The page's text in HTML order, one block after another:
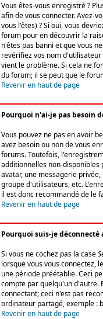
Vous êtes-vous enregistré ?
afin de vous connecter. Avez-
vous l'êtes) ? Si oui, vous
forum pour en découvrir la
n'êtes pas banni et que vous
revérifiez vos nom
vient le problème. Si cela ne
du forum; il se peut que le
Revenir en haut de page
Pourquoi n'ai-je pas besoin
Vous pouvez ne pas en avoir
avez besoin ou non de vous
forums. Toutefois,
additionnelles non-disponibles
avatar, une messagerie
groupe d'utilisateurs, etc.
il est donc recommandé de le
Revenir en haut de page
Pourquoi suis-je
Si vous ne cochez pas la case
lorsque vous vous connectez,
une période préétablie. Ceci
compte par quelqu'un d'autre.
connectant; ceci n'est pas
ordinateur partagé, exemple :
Revenir en haut de page